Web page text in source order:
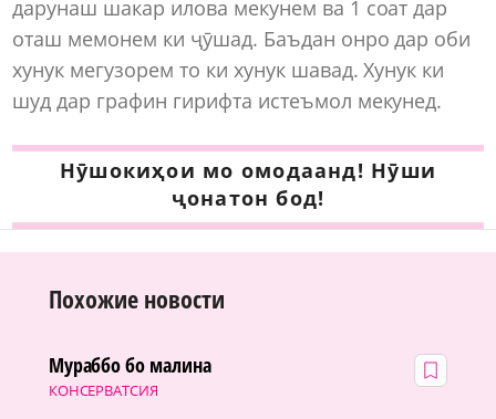
дарунаш шакар илова мекунем ва 1 соат дар
оташ мемонем ки ҷӯшад. Баъдан онро дар оби
хунук мегузорем то ки хунук шавад. Хунук ки
шуд дар графин гирифта истеъмол мекунед.
Нӯшокиҳои мо омодаанд! Нӯши
ҷонатон бод!
Похожие новости
КОНСЕРВАТСИЯ
Мураббо бо малина